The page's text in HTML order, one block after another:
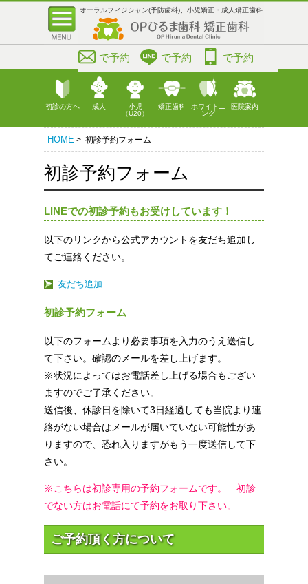
オーラルフィジシャン(予防歯科)、小児矯正・成人矯正歯科
で予約 で予約 で予約
初診の方へ 成人
小児
（U20）
矯正歯科
ホワイトニ
ング
医院案内
HOME > 初診予約フォーム
初診予約フォーム
LINEでの初診予約もお受けしています！
以下のリンクから公式アカウントを友だち追加し
てご連絡ください。
友だち追加
初診予約フォーム
以下のフォームより必要事項を入力のうえ送信し
て下さい。確認のメールを差し上げます。
※状況によってはお電話差し上げる場合もござい
ますのでご了承ください。
送信後、休診日を除いて3日経過しても当院より連
絡がない場合はメールが届いていない可能性があ
りますので、恐れ入りますがもう一度送信して下
さい。
※こちらは初診専用の予約フォームです。 初診
でない方はお電話にて予約をお取り下さい。
ご予約頂く方について